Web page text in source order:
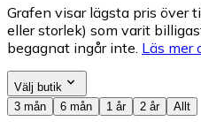
Grafen visar lägsta pris över
eller storlek) som varit
begagnat ingår inte. Läs mer
Välj butik
3 mån
6 mån 1 år 2 år Allt